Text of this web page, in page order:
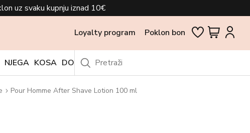
uz svaku kupnju iznad 10€
Loyalty program Poklon bon
NJEGA KOSA DODACI OUTLET
Pour Homme After Shave Lotion 100 ml